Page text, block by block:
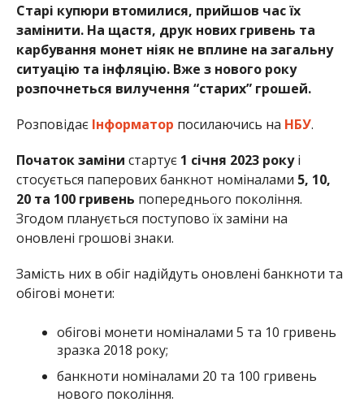
Старі купюри втомилися, прийшов час їх
замінити. На щастя, друк нових гривень та
карбування монет ніяк не вплине на загальну
ситуацію та інфляцію. Вже з нового року
розпочнеться вилучення “старих” грошей.
Розповідає Інформатор посилаючись на НБУ.
Початок заміни стартує 1 січня 2023 рокуі
стосується паперових банкнот номіналами 5, 10,
20 та 100 гривень попереднього покоління.
Згодом планується поступово їх заміни на
оновлені грошові знаки.
Замість них в обіг надійдуть оновлені банкноти та
обігові монети:
обігові монети номіналами 5 та 10 гривень
зразка 2018 року;
банкноти номіналами 20 та 100 гривень
нового покоління.